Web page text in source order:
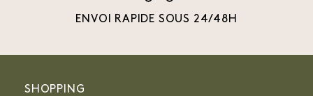
ENVOI RAPIDE SOUS 24/48H
SHOPPING